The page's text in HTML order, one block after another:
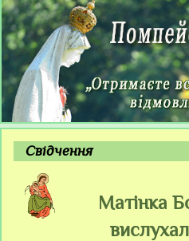
Свідчення
Матінка